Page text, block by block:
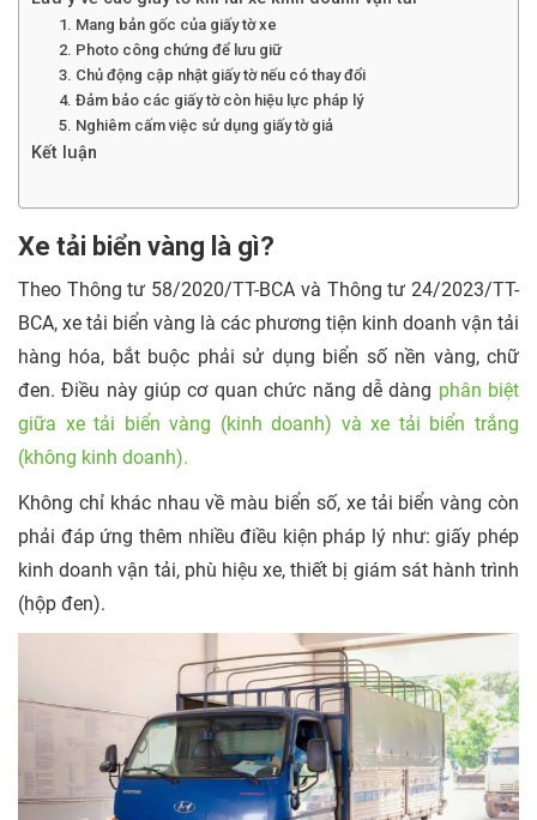
1. Mang bản gốc của giấy tờ xe
2. Photo công chứng để lưu giữ
3. Chủ động cập nhật giấy tờ nếu có thay đổi
4. Đảm bảo các giấy tờ còn hiệu lực pháp lý
5. Nghiêm cấm việc sử dụng giấy tờ giả
Kết luận
Xe tải biển vàng là gì?
Theo Thông tư 58/2020/TT-BCA và Thông tư 24/2023/TT-
BCA, xe tải biển vàng là các phương tiện kinh doanh vận tải
hàng hóa, bắt buộc phải sử dụng biển số nền vàng, chữ
đen. Điều này giúp cơ quan chức năng dễ dàng phân biệt
giữa xe tải biển vàng (kinh doanh) và xe tải biển trắng
(không kinh doanh).
Không chỉ khác nhau về màu biển số, xe tải biển vàng còn
phải đáp ứng thêm nhiều điều kiện pháp lý như: giấy phép
kinh doanh vận tải, phù hiệu xe, thiết bị giám sát hành trình
(hộp đen).